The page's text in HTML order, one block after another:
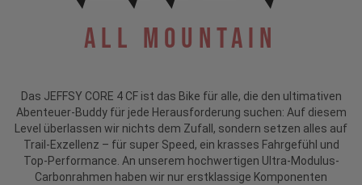
All Mountain
Das JEFFSY CORE 4 CF ist das Bike für alle, die den ultimativen
Abenteuer-Buddy für jede Herausforderung suchen: Auf diesem
Level überlassen wir nichts dem Zufall, sondern setzen alles auf
Trail-Exzellenz – für super Speed, ein krasses Fahrgefühl und
Top-Performance. An unserem hochwertigen Ultra-Modulus-
Carbonrahmen haben wir nur erstklassige Komponenten